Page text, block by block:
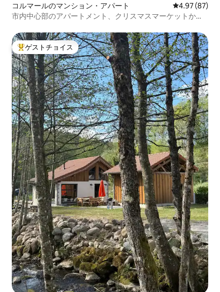
コルマールのマンション・アパート レビュー87
4.97 (87)
市内中心部のアパートメント、クリスマスマーケットから
大好評のゲストチョイスです。
ゲストチョイス